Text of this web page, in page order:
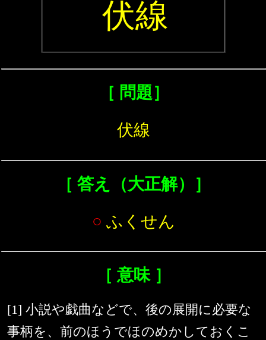
伏線
［ 問題］
伏線
［ 答え（大正解）］
○ ふくせん
［ 意味 ］
[1] 小説や戯曲などで、後の展開に必要な
事柄を、前のほうでほのめかしておくこ